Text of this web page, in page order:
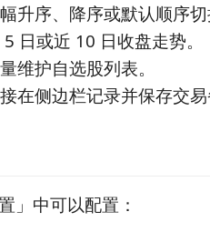
升序、降序或默认顺序
日或近 10 日收盘走势。
维护自选股列表。
在侧边栏记录并保存交
」中可以配置：